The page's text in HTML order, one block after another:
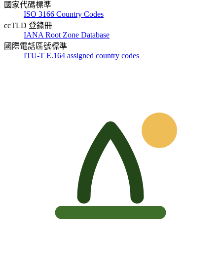
國家代碼標準
ISO 3166 Country Codes
ccTLD 登錄冊
IANA Root Zone Database
國際電話區號標準
ITU-T E.164 assigned country codes